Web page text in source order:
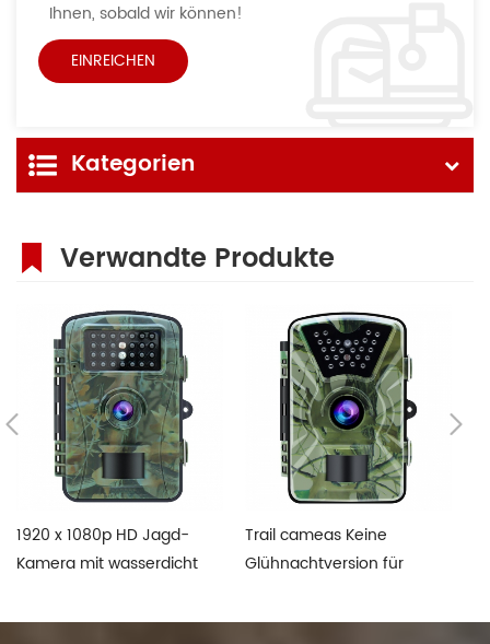
Ihnen, sobald wir können!
Kategorien
Verwandte Produkte
1920 x 1080p HD Jagd-
Kamera mit wasserdicht
Trail cameas Keine
Glühnachtversion für